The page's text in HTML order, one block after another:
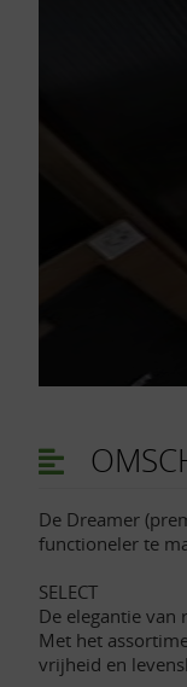
De Dreamer
functioneler te
SELECT
De elegantie van
Met het
vrijheid en